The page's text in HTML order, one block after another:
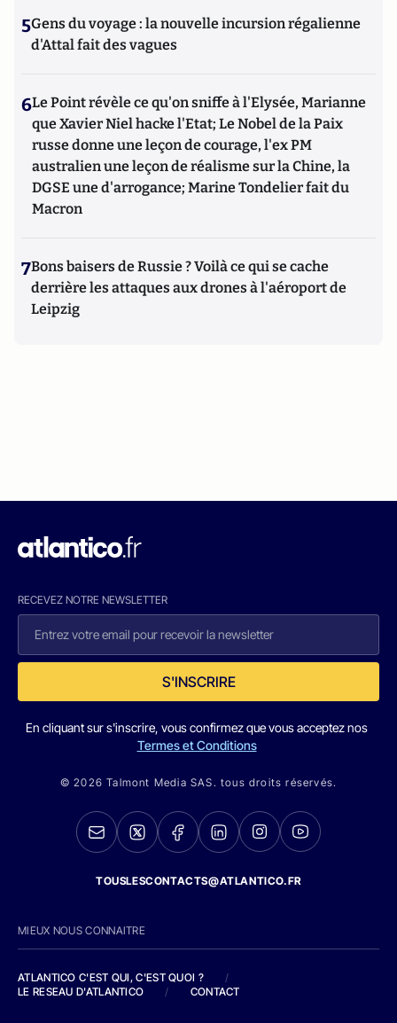
5Gens du voyage : la nouvelle incursion régalienne
d'Attal fait des vagues
6Le Point révèle ce qu'on sniffe à l'Elysée, Marianne
que Xavier Niel hacke l'Etat; Le Nobel de la Paix
russe donne une leçon de courage, l'ex PM
australien une leçon de réalisme sur la Chine, la
DGSE une d'arrogance; Marine Tondelier fait du
Macron
7Bons baisers de Russie ? Voilà ce qui se cache
derrière les attaques aux drones à l'aéroport de
Leipzig
RECEVEZ NOTRE NEWSLETTER
S'INSCRIRE
En cliquant sur s'inscrire, vous confirmez que vous acceptez nos
Termes et Conditions
© 2026 Talmont Media SAS. tous droits réservés.
TOUSLESCONTACTS@ATLANTICO.FR
MIEUX NOUS CONNAITRE
ATLANTICO C'EST QUI, C'EST QUOI ?
/
LE RESEAU D'ATLANTICO
/ CONTACT